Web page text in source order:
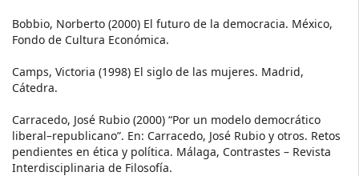
Bobbio, Norberto (2000) El futuro de la democracia. México,
Fondo de Cultura Económica.
Camps, Victoria (1998) El siglo de las mujeres. Madrid,
Cátedra.
Carracedo, José Rubio (2000) “Por un modelo democrático
liberal–republicano”. En: Carracedo, José Rubio y otros. Retos
pendientes en ética y política. Málaga, Contrastes – Revista
Interdisciplinaria de Filosofía.